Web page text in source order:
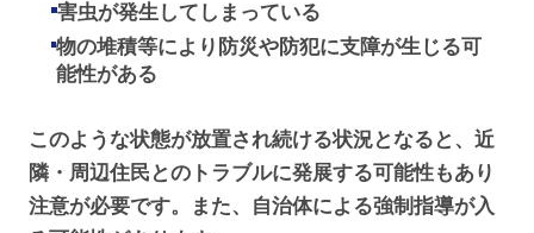
害虫が発生してしまっている
物の堆積等により防災や防犯に支障が生じる可
能性がある
このような状態が放置され続ける状況となると、近
隣・周辺住民とのトラブルに発展する可能性もあり
注意が必要です。また、自治体による強制指導が入